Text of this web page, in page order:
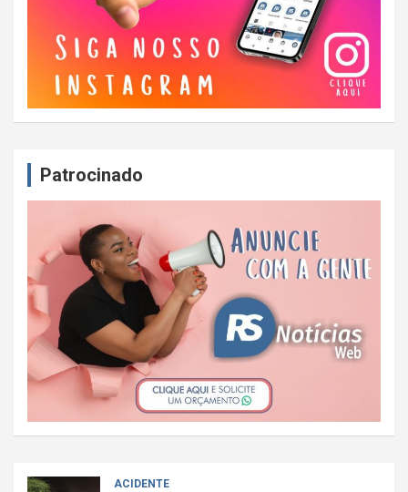
Patrocinado
ACIDENTE